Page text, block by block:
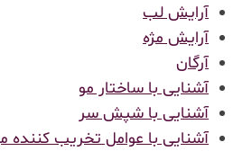
آرایش لب
آرایش مژه
آرگان
آشنایی با ساختار مو
آشنایی با شپش سر
آشنایی با عوامل تخریب کننده